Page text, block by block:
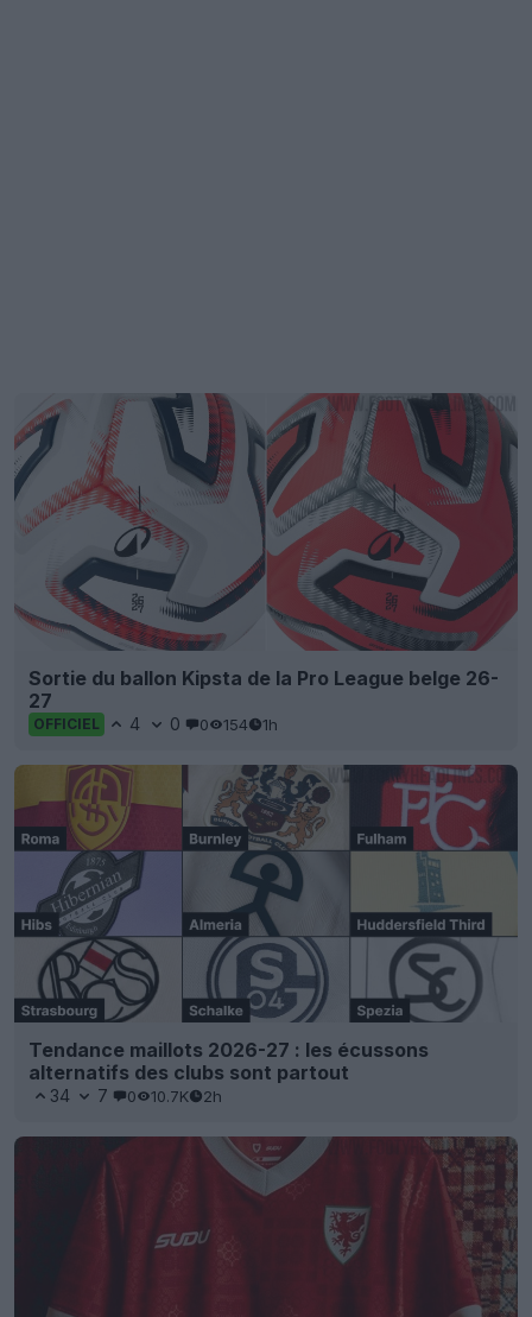
Sortie du ballon Kipsta de la Pro League belge 26-
27
OFFICIEL 4 0 0 154 1h
Tendance maillots 2026-27 : les écussons
alternatifs des clubs sont partout
34 7 0 10.7K 2h